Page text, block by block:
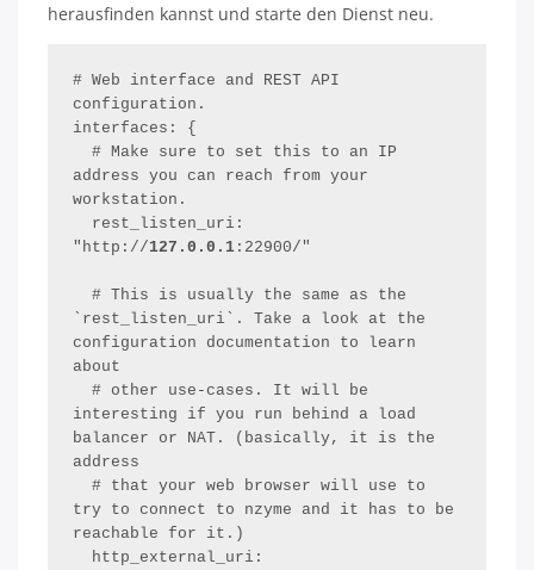
herausfinden kannst und starte den Dienst neu.
# Web interface and REST API
configuration.
interfaces: {
address you can reach from your
workstation.
"http://127.0.0.1 :22900/"
`rest_listen_uri`. Take a look at the
configuration documentation to learn
about
interesting if you run behind a load
balancer or NAT. (basically, it is the
address
try to connect to nzyme and it has to be
reachable for it.)